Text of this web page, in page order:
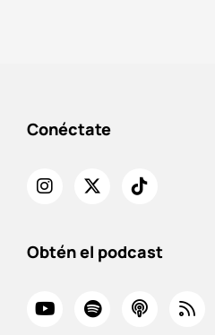
Conéctate
Obtén el podcast